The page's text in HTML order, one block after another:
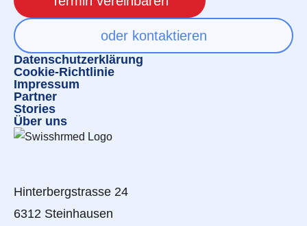
Hinterbergstrasse 24
6312 Steinhausen
Partner
Stories
Über uns
Datenschutzerklärung
Cookie-Richtlinie
Impressum
oder kontaktieren